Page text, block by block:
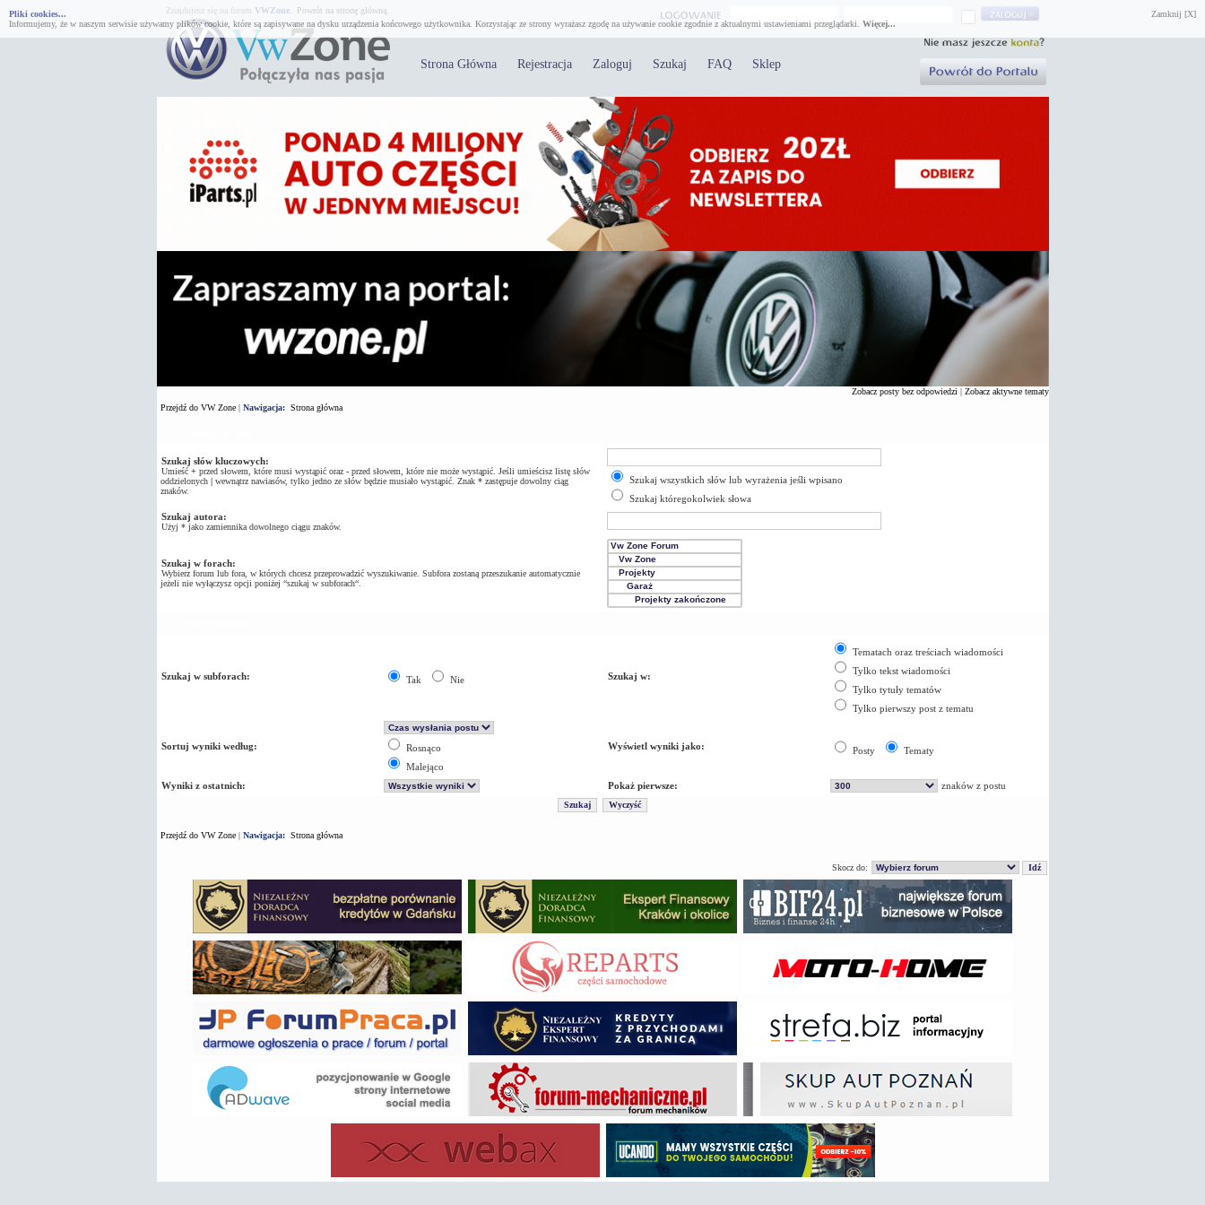
Zamknij [X]
Pliki cookies...
Informujemy, że w naszym serwisie używamy plików cookie, które są zapisywane na dysku urządzenia końcowego użytkownika. Korzystając ze strony wyrażasz zgodę na używanie cookie zgodnie z aktualnymi ustawieniami przeglądarki. Więcej...
Znajdujesz się na forum VWZone. Powrót na stronę główną.
Strona Główna Rejestracja Zaloguj Szukaj FAQ Sklep
Zobacz posty bez odpowiedzi | Zobacz aktywne tematy
Przejdź do VW Zone| Nawigacja: Strona główna
Szukaj słów kluczowych:
Umieść +przed słowem, które musi wystąpić oraz -przed słowem, które nie może wystąpić. Jeśli umieścisz listę słów
oddzielonych |wewnątrz nawiasów, tylko jedno ze słów będzie musiało wystąpić. Znak * zastępuje dowolny ciąg
znaków.
Szukaj wszystkich słów lub wyrażenia jeśli wpisano
Szukaj któregokolwiek słowa
Szukaj autora:
Użyj * jako zamiennika dowolnego ciągu znaków.
Szukaj w forach:
Wybierz forum lub fora, w których chcesz przeprowadzić wyszukiwanie. Subfora zostaną przeszukanie automatycznie
jeżeli nie wyłączysz opcji poniżej “szukaj w subforach“.
Szukaj w subforach: Tak Nie Szukaj w:
Tematach oraz treściach wiadomości
Tylko tekst wiadomości
Tylko tytuły tematów
Tylko pierwszy post z tematu
Sortuj wyniki według:
Rosnąco
Malejąco
Wyświetl wyniki jako: Posty Tematy
Wyniki z ostatnich: Pokaż pierwsze: znaków z postu
Przejdź do VW Zone| Nawigacja: Strona główna
Skocz do: